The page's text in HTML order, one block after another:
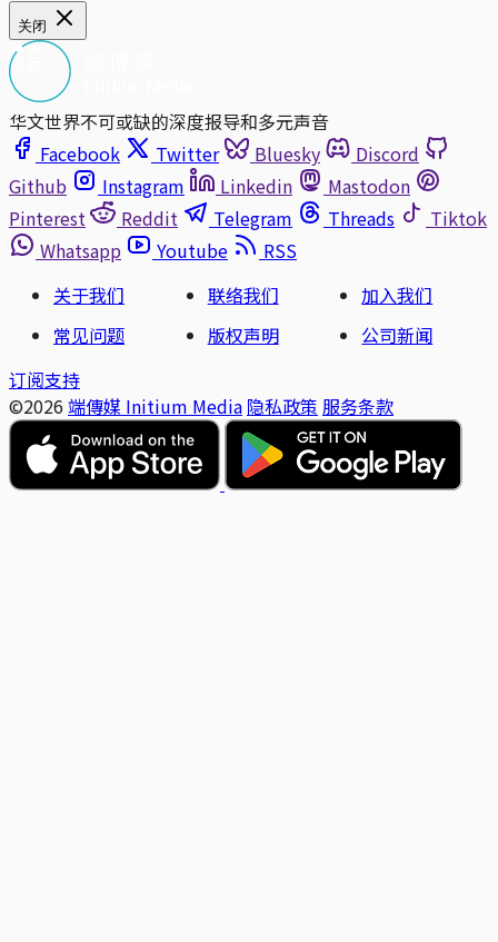
关闭
华文世界不可或缺的深度报导和多元声音
Facebook
Twitter Bluesky
Discord
Github
Instagram Linkedin
Mastodon
Pinterest
Reddit Telegram Threads
Tiktok
Whatsapp
Youtube
RSS
关于我们
联络我们
加入我们
常见问题
版权声明
公司新闻
订阅支持
©2026 端傳媒 Initium Media 隐私政策 服务条款